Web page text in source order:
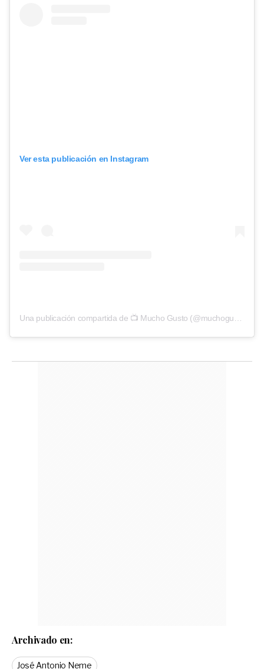
Ver esta publicación en Instagram
Una publicación compartida de 📺 Mucho Gusto (@muchogustomatinal)
Archivado en:
José Antonio Neme